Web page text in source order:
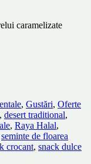
caramelizate
, Gustări, Oferte
, desert traditional,
, Raya Halal,
seminte de floarea
crocant, snack dulce